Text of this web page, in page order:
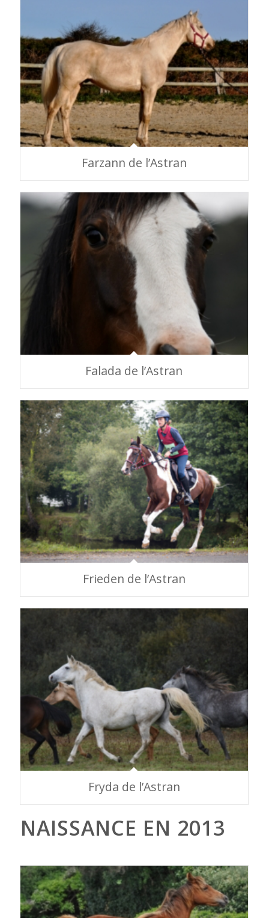
Farzann de l’Astran
Falada de l’Astran
Frieden de l’Astran
Fryda de l’Astran
NAISSANCE EN 2013